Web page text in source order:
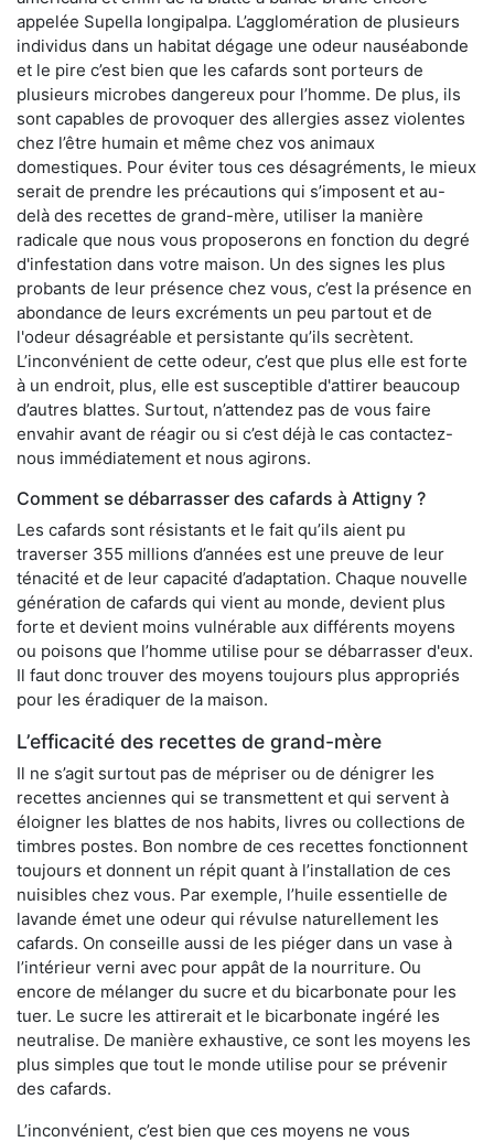
appelée Supella longipalpa. L’agglomération de plusieurs
individus dans un habitat dégage une odeur nauséabonde
et le pire c’est bien que les cafards sont porteurs de
plusieurs microbes dangereux pour l’homme. De plus, ils
sont capables de provoquer des allergies assez violentes
chez l’être humain et même chez vos animaux
domestiques. Pour éviter tous ces désagréments, le mieux
serait de prendre les précautions qui s’imposent et au-
delà des recettes de grand-mère, utiliser la manière
radicale que nous vous proposerons en fonction du degré
d'infestation dans votre maison. Un des signes les plus
probants de leur présence chez vous, c’est la présence en
abondance de leurs excréments un peu partout et de
l'odeur désagréable et persistante qu’ils secrètent.
L’inconvénient de cette odeur, c’est que plus elle est forte
à un endroit, plus, elle est susceptible d'attirer beaucoup
d’autres blattes. Surtout, n’attendez pas de vous faire
envahir avant de réagir ou si c’est déjà le cas contactez-
nous immédiatement et nous agirons.
Comment se débarrasser des cafards à Attigny ?
Les cafards sont résistants et le fait qu’ils aient pu
traverser 355 millions d’années est une preuve de leur
ténacité et de leur capacité d’adaptation. Chaque nouvelle
génération de cafards qui vient au monde, devient plus
forte et devient moins vulnérable aux différents moyens
ou poisons que l’homme utilise pour se débarrasser d'eux.
Il faut donc trouver des moyens toujours plus appropriés
pour les éradiquer de la maison.
L’efficacité des recettes de grand-mère
Il ne s’agit surtout pas de mépriser ou de dénigrer les
recettes anciennes qui se transmettent et qui servent à
éloigner les blattes de nos habits, livres ou collections de
timbres postes. Bon nombre de ces recettes fonctionnent
toujours et donnent un répit quant à l’installation de ces
nuisibles chez vous. Par exemple, l’huile essentielle de
lavande émet une odeur qui révulse naturellement les
cafards. On conseille aussi de les piéger dans un vase à
l’intérieur verni avec pour appât de la nourriture. Ou
encore de mélanger du sucre et du bicarbonate pour les
tuer. Le sucre les attirerait et le bicarbonate ingéré les
neutralise. De manière exhaustive, ce sont les moyens les
plus simples que tout le monde utilise pour se prévenir
des cafards.
L’inconvénient, c’est bien que ces moyens ne vous